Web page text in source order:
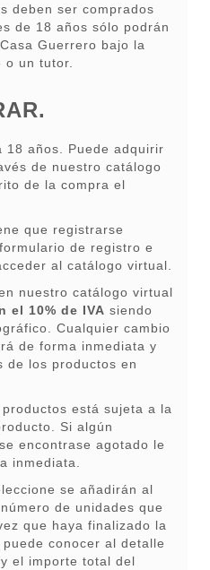
deben ser comprados
de 18 años sólo podrán
Guerrero bajo la
o un tutor.
18 años. Puede adquirir
de nuestro catálogo
de la compra el
que registrarse
de registro e
al catálogo virtual.
nuestro catálogo virtual
el 10% de IVA siendo
Cualquier cambio
de forma inmediata y
de los productos en
está sujeta a la
Si algún
encontrase agotado le
inmediata.
se añadirán al
de unidades que
que haya finalizado la
conocer al detalle
el importe total del